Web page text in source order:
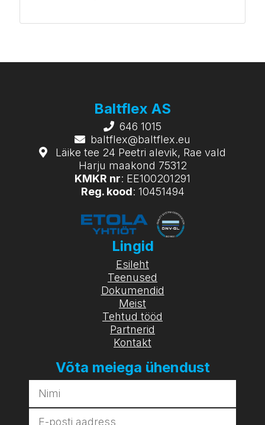
Baltflex AS
646 1015
baltflex@baltflex.eu
Läike tee 24 Peetri alevik, Rae vald
Harju maakond 75312
KMKR nr: EE100201291
Reg. kood: 10451494
Lingid
Esileht
Teenused
Dokumendid
Meist
Tehtud tööd
Partnerid
Kontakt
Võta meiega ühendust